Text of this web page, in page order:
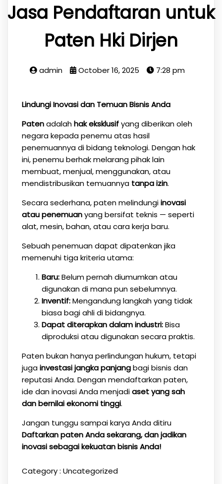
Jasa Pendaftaran untuk
Paten Hki Dirjen
admin October 16, 2025 7:28 pm
Lindungi Inovasi dan Temuan Bisnis Anda
Patenadalahhak eksklusifyang diberikan oleh
negara kepada penemu atas hasil
penemuannya di bidang teknologi. Dengan hak
ini, penemu berhak melarang pihak lain
membuat, menjual, menggunakan, atau
mendistribusikan temuannya tanpa izin.
Secara sederhana, paten melindungiinovasi
atau penemuanyang bersifat teknis — seperti
alat, mesin, bahan, atau cara kerja baru.
Sebuah penemuan dapat dipatenkan jika
memenuhi tiga kriteria utama:
Baru:Belum pernah diumumkan atau
digunakan di mana pun sebelumnya.
Inventif:Mengandung langkah yang tidak
biasa bagi ahli di bidangnya.
Dapat diterapkan dalam industri:Bisa
diproduksi atau digunakan secara praktis.
Paten bukan hanya perlindungan hukum, tetapi
jugainvestasi jangka panjangbagi bisnis dan
reputasi Anda. Dengan mendaftarkan paten,
ide dan inovasi Anda menjadiaset yang sah
dan bernilai ekonomi tinggi.
Jangan tunggu sampai karya Anda ditiru
Daftarkan paten Anda sekarang, dan jadikan
inovasi sebagai kekuatan bisnis Anda!
Category : Uncategorized